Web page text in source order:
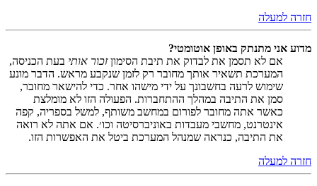
חזרה למעלה
מדוע אני מתנתק באופן אוטומטי?
אם לא תסמן את לבדוק את תיבת הסימוןזכור אותי בעת הכניסה,
המערכת תשאיר אותך מחובר רק לזמן שנקבע מראש. הדבר מונע
שימוש לרעה בחשבונך על ידי מישהו אחר. כדי להישאר מחובר,
סמן את התיבה במהלך ההתחברות. הפעולה הזו לא מומלצת
כאשר אתה מחובר לפורום במחשב משותף, למשל בספריה, קפה
אינטרנט, מחשבי מעבדות באוניברסיטה וכו׳. אם אתה לא רואה
את התיבה, כנראה שמנהל המערכת ביטל את האפשרות הזו.
חזרה למעלה